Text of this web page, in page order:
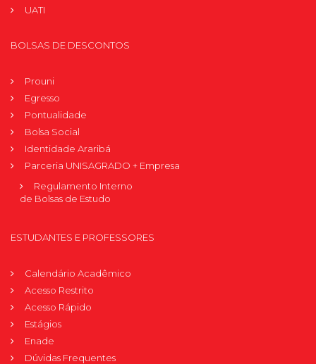
UATI
BOLSAS DE DESCONTOS
Prouni
Egresso
Pontualidade
Bolsa Social
Identidade Araribá
Parceria UNISAGRADO + Empresa
Regulamento Interno
de Bolsas de Estudo
ESTUDANTES E PROFESSORES
Calendário Acadêmico
Acesso Restrito
Acesso Rápido
Estágios
Enade
Dúvidas Frequentes